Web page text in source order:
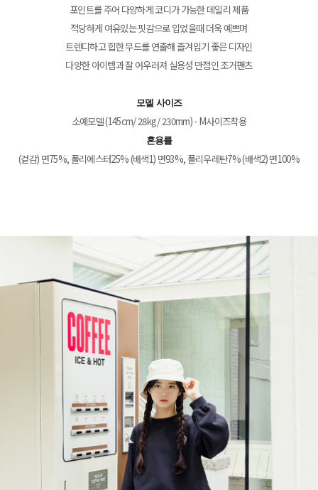
포인트를 주어 다양하게 코디가 가능한 데일리 제품
적당하게 여유있는 핏감으로 입었을때 더욱 예쁘며
트렌디하고 힙한 무드를 연출해 즐겨입기 좋은 디자인
다양한 아이템과 잘 어우러져 실용성 만점인 조거팬츠
모델 사이즈
소예모델 (145cm/ 28kg/ 230mm) - M사이즈착용
혼용률
(겉감) 면75%, 폴리에스터25% (배색1) 면93%, 폴리우레탄7% (배색2) 면100%